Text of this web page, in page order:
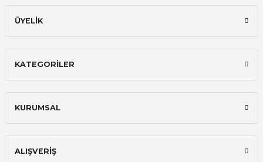
ÜYELİK
KATEGORİLER
KURUMSAL
ALIŞVERİŞ